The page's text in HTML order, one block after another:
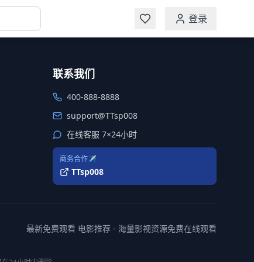
登录
联系我们
400-888-8888
support@TTsp008
在线客服 7×24小时
商务合作✈️
TTsp008
最新免费观看 电影推荐 - 海量影视资源免费在线观看